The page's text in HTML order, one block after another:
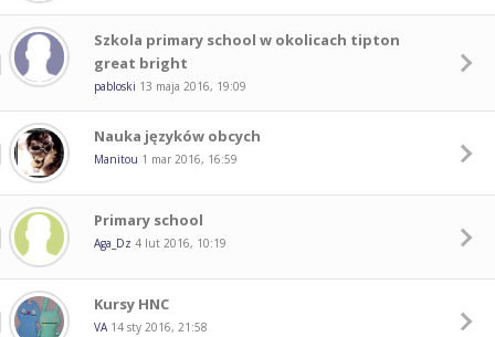
Szkola primary school w okolicach tipton
great bright
pabloski 13 maja 2016, 19:09
Nauka języków obcych
Manitou 1 mar 2016, 16:59
Primary school
Aga_Dz 4 lut 2016, 10:19
Kursy HNC
VA 14 sty 2016, 21:58